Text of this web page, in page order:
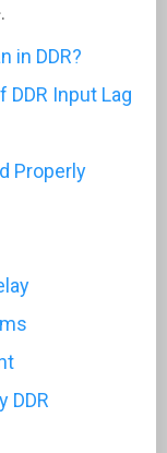
in DDR?
Input Lag
Properly
DDR